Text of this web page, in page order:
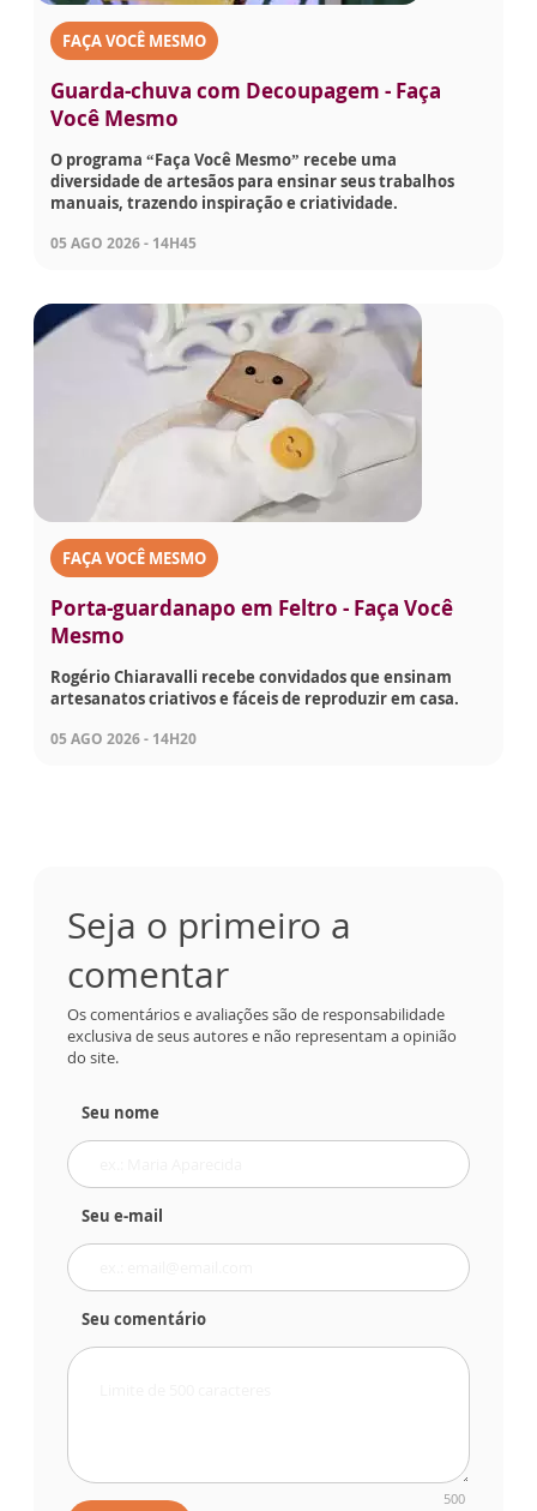
FAÇA VOCÊ MESMO
Guarda-chuva com Decoupagem - Faça
Você Mesmo
O programa “Faça Você Mesmo” recebe uma
diversidade de artesãos para ensinar seus trabalhos
manuais, trazendo inspiração e criatividade.
05 AGO 2026 - 14H45
FAÇA VOCÊ MESMO
Porta-guardanapo em Feltro - Faça Você
Mesmo
Rogério Chiaravalli recebe convidados que ensinam
artesanatos criativos e fáceis de reproduzir em casa.
05 AGO 2026 - 14H20
Seja o primeiro a
comentar
Os comentários e avaliações são de responsabilidade
exclusiva de seus autores e não representam a opinião
do site.
Seu nome
Seu e-mail
Seu comentário
500